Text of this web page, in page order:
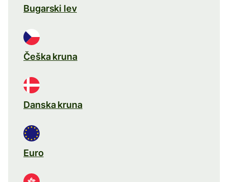
Bugarski lev
Češka kruna
Danska kruna
Euro